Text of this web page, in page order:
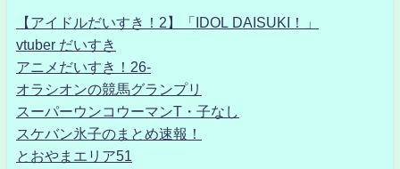
【アイドルだいすき！2】「IDOL DAISUKI！」
vtuber だいすき
アニメだいすき！26-
オラシオンの競馬グランプリ
スーパーウンコウーマンT・子なし
スケバン氷子のまとめ速報！
とおやまエリア51